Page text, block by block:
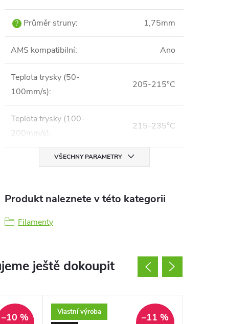
? Průměr struny: 1,75mm
AMS kompatibilní: Ano
Teplota trysky (50-
100mm/s):
205-215°C
Teplota trysky (100-
200mm/s):
215-235°C
VŠECHNY PARAMETRY
Produkt naleznete v této kategorii
Filamenty
ještě dokoupit
–10 %
Vlastní výroba
–11 %